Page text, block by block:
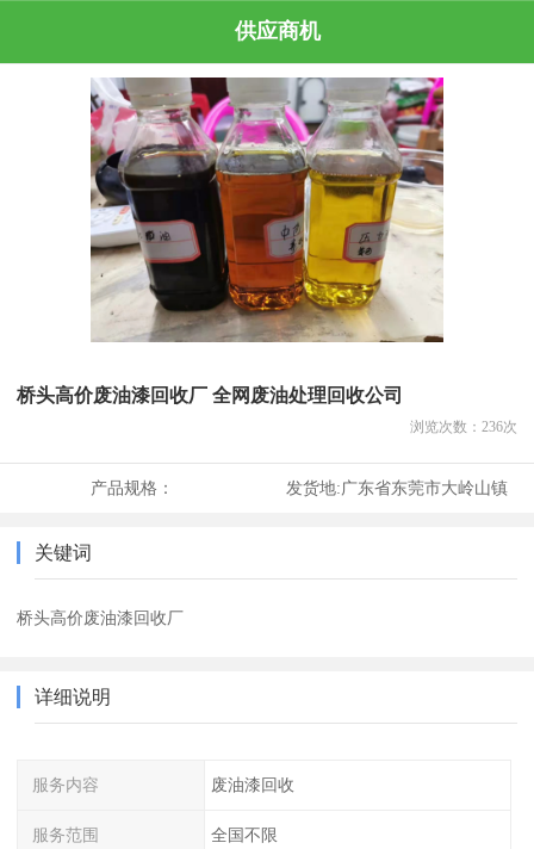
供应商机
桥头高价废油漆回收厂 全网废油处理回收公司
浏览次数： 236次
产品规格： 发货地:广东省东莞市大岭山镇
关键词
桥头高价废油漆回收厂
详细说明
服务内容 废油漆回收
服务范围 全国不限